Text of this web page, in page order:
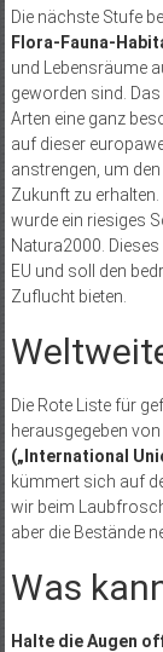
Die nächste Stufe
Flora-Fauna-
und Lebensräume
geworden sind.
Arten eine ganz
auf dieser
anstrengen, um
Zukunft zu
wurde ein riesiges
Natura2000.
EU und soll den
Zuflucht bieten.
Die Rote Liste für
herausgegeben
(„International
kümmert sich auf
wir beim
aber die Bestände
Was
Halte die Augen